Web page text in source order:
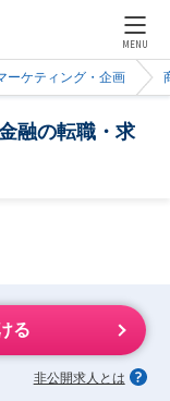
MENU
ーケティング・企画
融の転職・求
る
非公開求人とは